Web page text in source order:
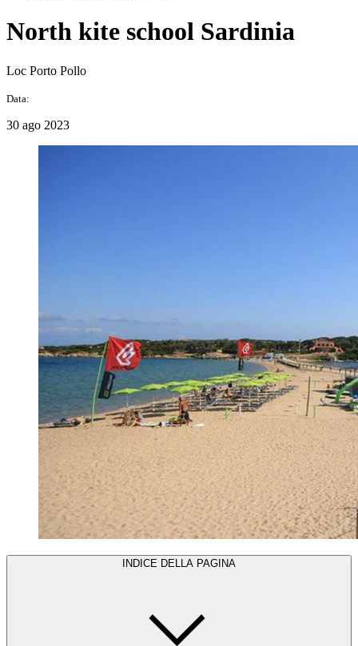
North kite school Sardinia
Loc Porto Pollo
Data:
30 ago 2023
INDICE DELLA PAGINA